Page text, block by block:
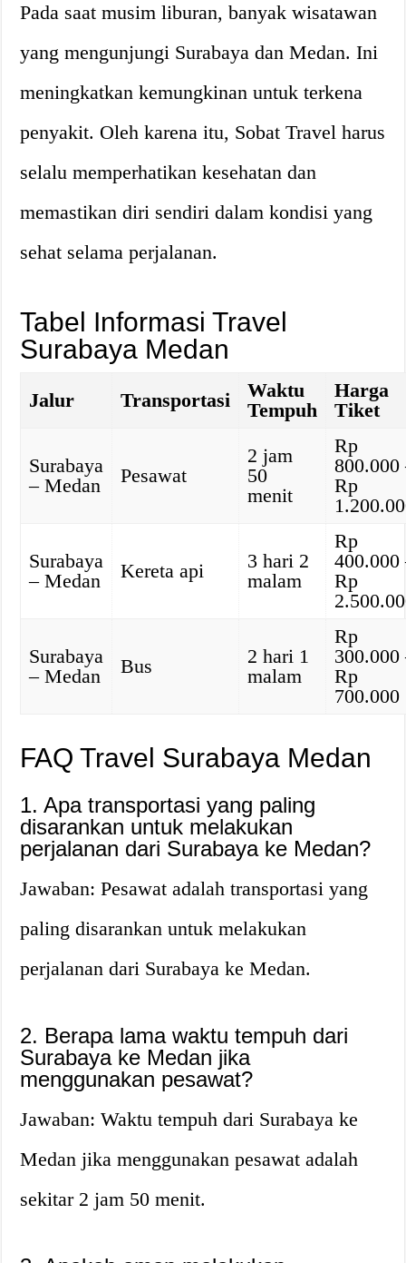
Pada saat musim liburan, banyak wisatawan
yang mengunjungi Surabaya dan Medan. Ini
meningkatkan kemungkinan untuk terkena
penyakit. Oleh karena itu, Sobat Travel harus
selalu memperhatikan kesehatan dan
memastikan diri sendiri dalam kondisi yang
sehat selama perjalanan.
Tabel Informasi Travel
Surabaya Medan
Jalur Transportasi
Waktu
Tempuh
Harga
Tiket
Surabaya
– Medan
Pesawat
2 jam
50
menit
Rp
800.000
Rp
Surabaya
– Medan
Kereta api
3 hari 2
malam
Rp
400.000
Rp
Surabaya
– Medan
Bus
2 hari 1
malam
Rp
300.000
Rp
700.000
FAQ Travel Surabaya Medan
1. Apa transportasi yang paling
disarankan untuk melakukan
perjalanan dari Surabaya ke Medan?
Jawaban: Pesawat adalah transportasi yang
paling disarankan untuk melakukan
perjalanan dari Surabaya ke Medan.
2. Berapa lama waktu tempuh dari
Surabaya ke Medan jika
menggunakan pesawat?
Jawaban: Waktu tempuh dari Surabaya ke
Medan jika menggunakan pesawat adalah
sekitar 2 jam 50 menit.